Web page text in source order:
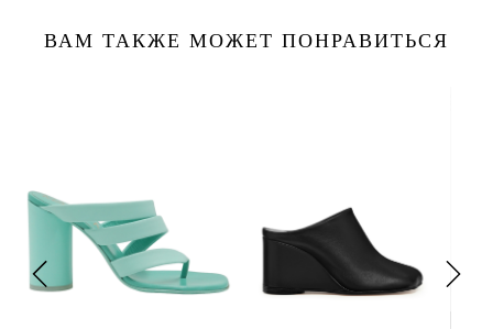
ВАМ ТАКЖЕ МОЖЕТ ПОНРАВИТЬСЯ